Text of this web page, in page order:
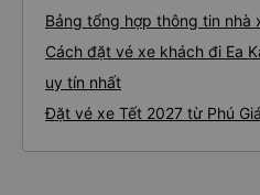
Bảng tổng hợp thông tin nhà
Cách đặt vé xe khách đi Ea
uy tín nhất
Đặt vé xe Tết 2027 từ Phú